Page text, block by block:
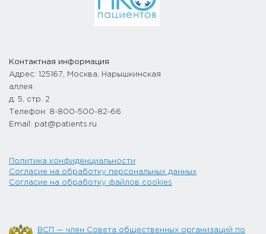
Контактная информация
Адрес: 125167, Москва, Нарышкинская
аллея
д. 5, стр. 2
Телефон: 8-800-500-82-66
Email: pat@patients.ru
Политика конфиденциальности
Согласие на обработку персональных данных
Согласие на обработку файлов cookies
ВСП — член Совета общественных организаций по